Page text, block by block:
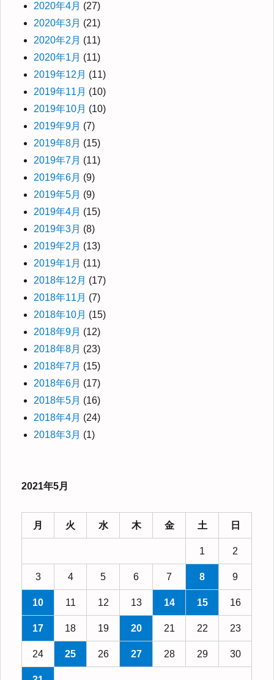
2020年4月 (27)
2020年3月 (21)
2020年2月 (11)
2020年1月 (11)
2019年12月 (11)
2019年11月 (10)
2019年10月 (10)
2019年9月 (7)
2019年8月 (15)
2019年7月 (11)
2019年6月 (9)
2019年5月 (9)
2019年4月 (15)
2019年3月 (8)
2019年2月 (13)
2019年1月 (11)
2018年12月 (17)
2018年11月 (7)
2018年10月 (15)
2018年9月 (12)
2018年8月 (23)
2018年7月 (15)
2018年6月 (17)
2018年5月 (16)
2018年4月 (24)
2018年3月 (1)
2021年5月
月 火 水 木 金 土 日
1 2
3 4 5 6 7 8 9
10 11 12 13 14 15 16
17 18 19 20 21 22 23
24 25 26 27 28 29 30